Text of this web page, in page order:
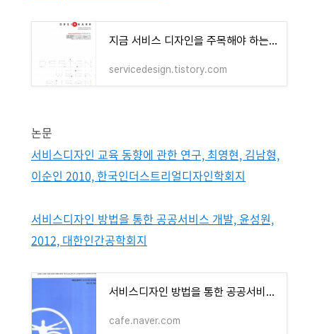
지금 서비스 디자인을 주목해야 하는 이유 - 윤성원 등, 2011. 부산RDC정보지 Designare 게재 기사
servicedesign.tistory.com
논문
서비스디자인 교육 동향에 관한 연구, 최영현, 김남형,
이순인 2010, 한국인더스트리얼디자인학회지
서비스디자인 방법을 통한 공공서비스 개발, 윤성원,
2012, 대한인간공학회지
서비스디자인 방법을 통한 공공서비스 개선 - 서비스디자인워크숍 Design Dive 사례 연구(대한인간
cafe.naver.com